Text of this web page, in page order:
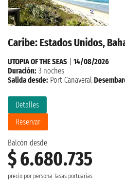
Caribe: Estados Unidos,
Balcón desde
$ 6.680.735
precio por persona Tasas portuarias
Detalles
Reservar
UTOPIA OF THE SEAS
14/08/2026
Duración: 3 noches
Salida desde: Port Canaveral